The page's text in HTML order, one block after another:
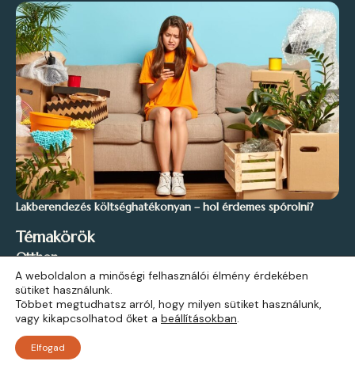
Lakberendezés költséghatékonyan – hol érdemes spórolni?
Témakörök
Otthon
Stílus és Inspiráció
Kert és Szabadidő
Építkezés
A weboldalon a minőségi felhasználói élmény érdekében
sütiket használunk.
Többet megtudhatsz arról, hogy milyen sütiket használunk,
vagy kikapcsolhatod őket a beállításokban.
Elfogad